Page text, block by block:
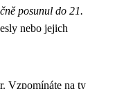
posunul do 21.
nebo jejich
Vzpomínáte na ty